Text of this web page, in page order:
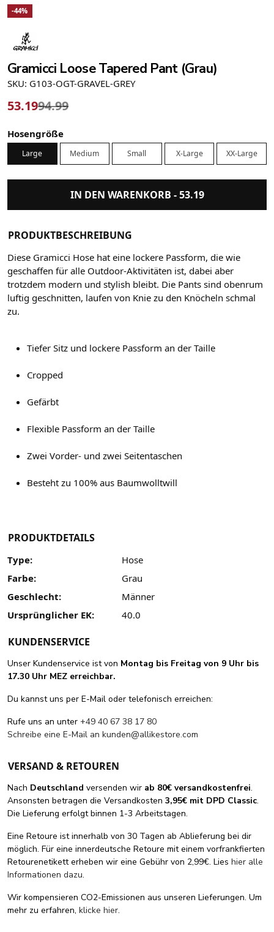
-44%
Gramicci Loose Tapered Pant (Grau)
SKU: G103-OGT-GRAVEL-GREY
53.1994.99
Hosengröße
Large Medium Small X-Large XX-Large
IN DEN WARENKORB -53.19
PRODUKTBESCHREIBUNG
Diese Gramicci Hose hat eine lockere Passform, die wie
geschaffen für alle Outdoor-Aktivitäten ist, dabei aber
trotzdem modern und stylish bleibt. Die Pants sind obenrum
luftig geschnitten, laufen von Knie zu den Knöcheln schmal
zu.
Tiefer Sitz und lockere Passform an der Taille
Cropped
Gefärbt
Flexible Passform an der Taille
Zwei Vorder- und zwei Seitentaschen
Besteht zu 100% aus Baumwolltwill
PRODUKTDETAILS
Type:
Hose
Farbe:
Grau
Geschlecht:
Männer
Ursprünglicher EK:
40.0
KUNDENSERVICE
Unser Kundenservice ist von Montag bis Freitag von 9 Uhr bis
17.30 Uhr MEZ erreichbar.
Du kannst uns per E-Mail oder telefonisch erreichen:
Rufe uns an unter +49 40 67 38 17 80
Schreibe eine E-Mail an kunden@allikestore.com
VERSAND & RETOUREN
Nach Deutschland versenden wir ab 80€ versandkostenfrei.
Ansonsten betragen die Versandkosten 3,95€ mit DPD Classic.
Die Lieferung erfolgt binnen 1-3 Arbeitstagen.
Eine Retoure ist innerhalb von 30 Tagen ab Ablieferung bei dir
möglich. Für eine innerdeutsche Retoure mit einem vorfrankfierten
Retourenetikett erheben wir eine Gebühr von 2,99€. Lies hier alle
Informationen dazu.
Wir kompensieren CO2-Emissionen aus unseren Lieferungen. Um
mehr zu erfahren, klicke hier.